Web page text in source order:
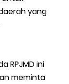
yang
RPJMD ini
meminta